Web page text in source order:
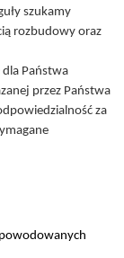
szukamy
rozbudowy oraz
dla Państwa
przez Państwa
za